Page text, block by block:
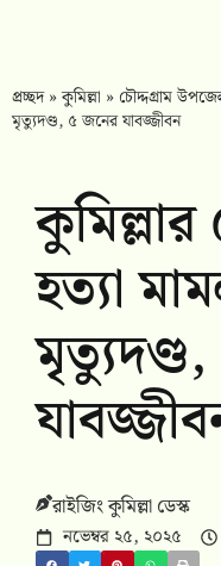
প্রচ্ছদ»কুমিল্লা » চৌদ্দগ্রাম
মৃত্যুদণ্ড, ৫ জনের যাবজ্জীবন
কুমিল্লার
হত্যা
রাইজিং কুমিল্লা ডেস্ক
নভেম্বর ২৫, ২০২৫